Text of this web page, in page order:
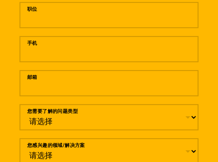
职位
手机
邮箱
您需要了解的问题类型
您感兴趣的领域/解决方案